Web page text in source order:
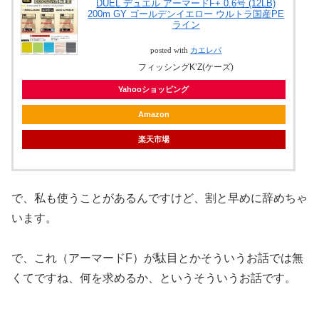
DUEL デュエル アーマードF+ 0.6号 (12LB)
200m GY ゴールデンイエロー ウルトラ国産PE
ライン
posted with カエレバ
フィッシングK’Z(ケーズ)
Yahooショッピング
Amazon
楽天市場
で、私も使うことがあるんですけど、割と早めに辞めちゃ
います。
で、これ（アーマードF）が駄目とかそういうお話では無
くてですね、何を求めるか、というそういうお話です。